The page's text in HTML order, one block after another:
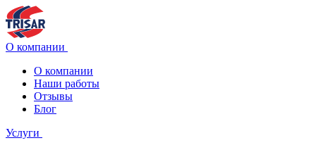
О компании
О компании
Наши работы
Отзывы
Блог
Услуги